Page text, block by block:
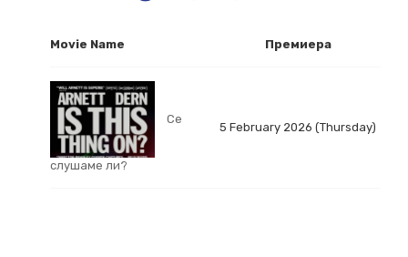
Movie Name Премиера
Се
слушаме ли?
5 February 2026 (Thursday)